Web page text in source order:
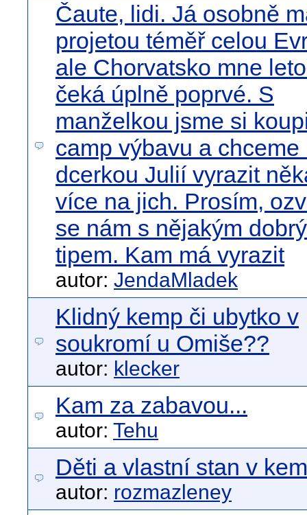
Čaute, lidi. Já osobně
projetou téměř celou
ale Chorvatsko mne
čeká úplně poprvé. S
manželkou jsme si
camp výbavu a chceme
dcerkou Julií vyrazit
více na jich. Prosím,
se nám s nějakým
tipem. Kam má vyrazit
autor: JendaMladek
Klidný kemp či ubytko v
soukromí u Omiše??
autor: klecker
Kam za zabavou...
autor: Tehu
Děti a vlastní stan v
autor: rozmazleney